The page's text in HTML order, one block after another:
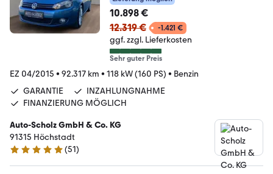
10.898 €
12.319 €
-1.421 €
ggf. zzgl. Lieferkosten
Sehr guter Preis
EZ 04/2015 • 92.317 km • 118 kW (160 PS) • Benzin
GARANTIE
INZAHLUNGNAHME
FINANZIERUNG MÖGLICH
Auto-Scholz GmbH & Co. KG
91315 Höchstadt
4.8 Sterne
(51)